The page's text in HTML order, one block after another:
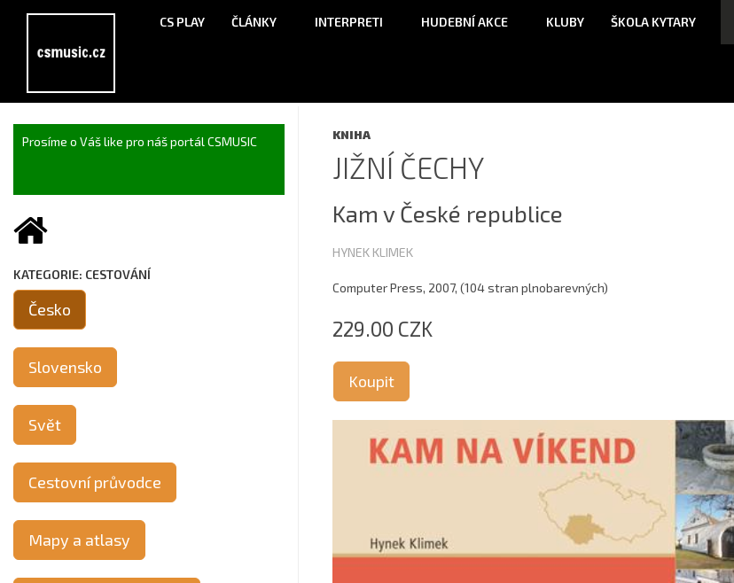
CS PLAY ČLÁNKY INTERPRETI HUDEBNÍ AKCE KLUBY ŠKOLA KYTARY
KNIHA
JIŽNÍ ČECHY
Kam v České republice
HYNEK KLIMEK
Computer Press, 2007, (104 stran plnobarevných)
229.00 CZK
Koupit
Prosíme o Váš like pro náš portál CSMUSIC
KATEGORIE: CESTOVÁNÍ
Česko
Slovensko
Svět
Cestovní průvodce
Mapy a atlasy